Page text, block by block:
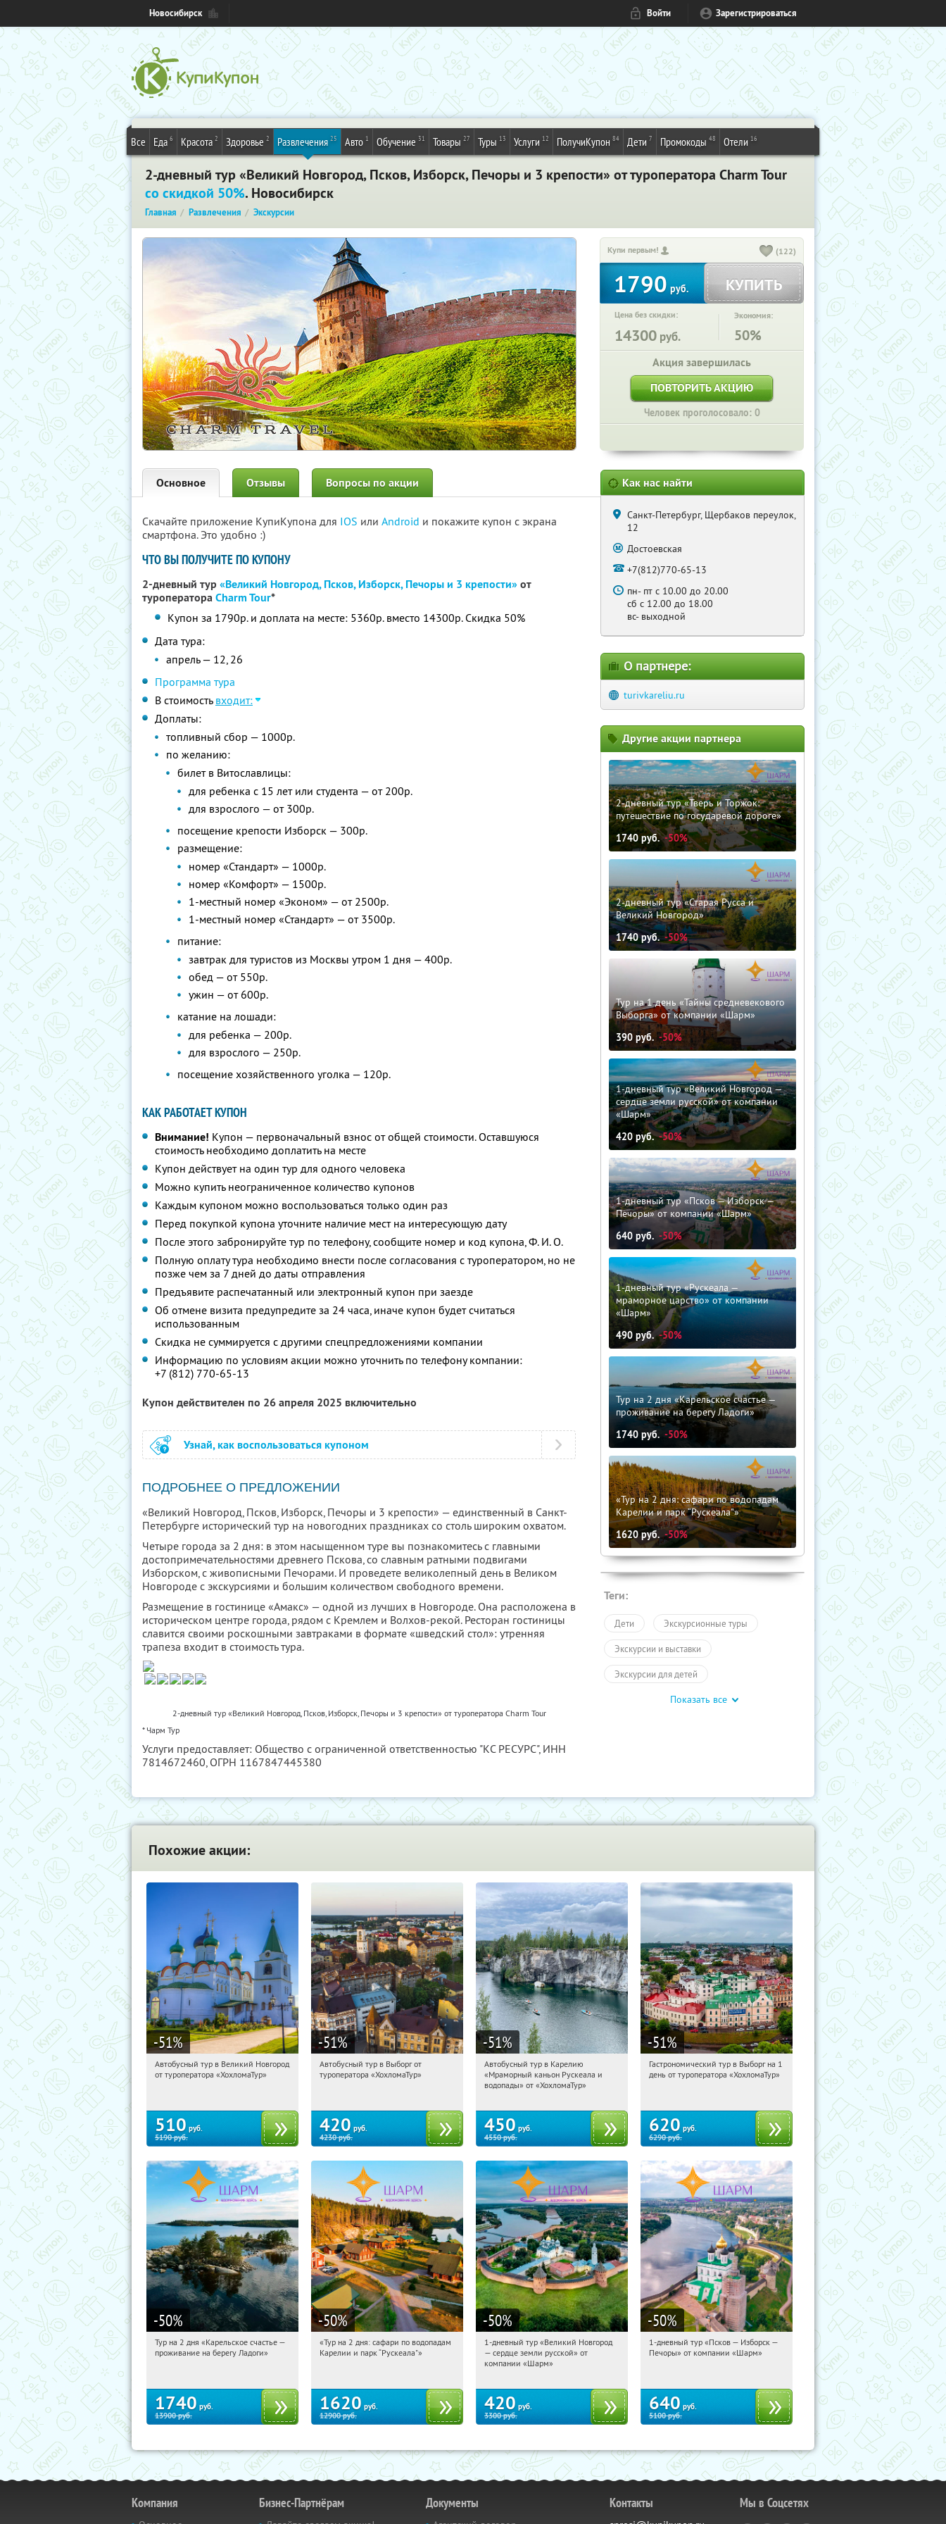
Новосибирск Войти Зарегистрироваться
Все Еда 6 Красота 2 Здоровье 2 Развлечения 25 Авто 1 Обучение 31 Товары 27 Туры 13 Услуги 12 ПолучиКупон 84 Дети 7 Промокоды 48 Отели 16
2-дневный тур «Великий Новгород, Псков, Изборск, Печоры и 3 крепости» от туроператора Charm Tour
со скидкой 50%. Новосибирск
Главная Развлечения Экскурсии
Купи первым! (122)
1790руб. КУПИТЬ
Цена без скидки:
14300 руб.
Экономия:
50%
Акция завершилась
ПОВТОРИТЬ АКЦИЮ
Человек проголосовало: 0
Основное Отзывы Вопросы по акции
Скачайте приложение КупиКупона для IOS или Android и покажите купон с экрана
смартфона. Это удобно :)
ЧТО ВЫ ПОЛУЧИТЕ ПО КУПОНУ
2-дневный тур «Великий Новгород, Псков, Изборск, Печоры и 3 крепости»от
туроператораCharm Tour*
Купон за 1790р. и доплата на месте: 5360р. вместо 14300р. Скидка 50%
Дата тура:
апрель — 12, 26
Программа тура
В стоимость входит:
Доплаты:
топливный сбор — 1000р.
по желанию:
билет в Витославлицы:
для ребенка с 15 лет или студента — от 200р.
для взрослого — от 300р.
посещение крепости Изборск — 300р.
размещение:
номер «Стандарт» — 1000р.
номер «Комфорт» — 1500р.
1-местный номер «Эконом» — от 2500р.
1-местный номер «Стандарт» — от 3500р.
питание:
завтрак для туристов из Москвы утром 1 дня — 400р.
обед — от 550р.
ужин — от 600р.
катание на лошади:
для ребенка — 200р.
для взрослого — 250р.
посещение хозяйственного уголка — 120р.
КАК РАБОТАЕТ КУПОН
Внимание! Купон — первоначальный взнос от общей стоимости. Оставшуюся
стоимость необходимо доплатить на месте
Купон действует на один тур для одного человека
Можно купить неограниченное количество купонов
Каждым купоном можно воспользоваться только один раз
Перед покупкой купона уточните наличие мест на интересующую дату
После этого забронируйте тур по телефону, сообщите номер и код купона,Ф. И. О.
Полную оплату тура необходимо внести после согласования с туроператором, но не
позже чем за 7 дней до даты отправления
Предъявите распечатанный или электронный купон при заезде
Об отмене визита предупредите за 24 часа, иначе купон будет считаться
использованным
Скидка не суммируется с другими спецпредложениями компании
Информацию по условиям акции можно уточнить по телефону компании:
+7 (812) 770-65-13
Купон действителен по 26 апреля 2025 включительно
Узнай, как воспользоваться купоном
ПОДРОБНЕЕ О ПРЕДЛОЖЕНИИ
«Великий Новгород, Псков, Изборск, Печоры и 3 крепости» — единственный в Санкт-
Петербурге исторический тур на новогодних праздниках со столь широким охватом.
Четыре города за 2 дня: в этом насыщенном туре вы познакомитесь с главными
достопримечательностями древнего Пскова, со славным ратными подвигами
Изборском, с живописными Печорами. И проведете великолепный день в Великом
Новгороде с экскурсиями и большим количеством свободного времени.
Размещение в гостинице «Амакс» — одной из лучших в Новгороде. Она расположена в
историческом центре города, рядом с Кремлем и Волхов-рекой. Ресторан гостиницы
славится своими роскошными завтраками в формате «шведский стол»: утренняя
трапеза входит в стоимость тура.
2-дневный тур «Великий Новгород, Псков, Изборск, Печоры и 3 крепости» от туроператора Charm Tour
* Чарм Тур
Услуги предоставляет: Общество с ограниченной ответственностью "КС РЕСУРС", ИНН
7814672460, ОГРН 1167847445380
Как нас найти
Санкт-Петербург, Щербаков переулок,
12
Достоевская
+7(812)770-65-13
пн- пт с 10.00 до 20.00
сб с 12.00 до 18.00
вс- выходной
О партнере:
turivkareliu.ru
Другие акции партнера
2-дневный тур «Тверь и Торжок:
путешествие по государевой дороге»
1740руб. -50%
2-дневный тур «Старая Русса и
Великий Новгород»
1740руб. -50%
Тур на 1 день «Тайны средневекового
Выборга» от компании «Шарм»
390 руб. -50%
1-дневный тур «Великий Новгород —
сердце земли русской» от компании
«Шарм»
420 руб. -50%
1-дневный тур «Псков — Изборск —
Печоры» от компании «Шарм»
640 руб. -50%
1-дневный тур «Рускеала —
мраморное царство» от компании
«Шарм»
490 руб. -50%
Тур на 2 дня «Карельское счастье —
проживание на берегу Ладоги»
1740 руб. -50%
«Тур на 2 дня: сафари по водопадам
Карелии и парк “Рускеала"»
1620руб. -50%
Теги:
Дети Экскурсионные туры
Экскурсии и выставки
Экскурсии для детей
Автобусные экскурсии
Показать все
Похожие акции:
-51%
12:23:33 Купили:2
Автобусный тур в Великий Новгород
от туроператора «ХохломаТур»
510 руб.
5190руб.
-51%
12:23:33 Купили:
Автобусный тур в Выборг от
туроператора «ХохломаТур»
420 руб.
4230руб.
-51%
12:23:33 Купили:
Сенная площадь
Автобусный тур в Карелию
«Мраморный каньон Рускеала и
водопады» от «ХохломаТур»
450 руб.
4550руб.
-51%
12:23:33 Купили:5
Гастрономический тур в Выборг на 1
день от туроператора «ХохломаТур»
620 руб.
6290руб.
-50%
12:23:33 Купили:39
Тур на 2 дня «Карельское счастье —
проживание на берегу Ладоги»
1740 руб.
13900руб.
-50%
12:23:33 Купили:
«Тур на 2 дня: сафари по водопадам
Карелии и парк “Рускеала"»
1620 руб.
12900руб.
-50%
12:23:33 Купили:22
Достоевская
1-дневный тур «Великий Новгород
— сердце земли русской» от
компании «Шарм»
420 руб.
3300руб.
-50%
12:23:33 Купили:12
1-дневный тур «Псков — Изборск —
Печоры» от компании «Шарм»
640 руб.
5100руб.
Компания Бизнес-Партнёрам Документы Контакты Мы в Соцсетях